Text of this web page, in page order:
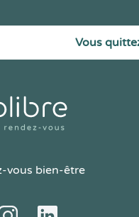
Vous
vous bien-être
LinkedIn